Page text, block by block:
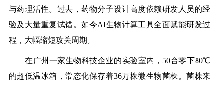
与药理活性。过去，药物分子设计高度依赖研发人员的经
验及大量重复试错。如今AI生物计算工具全面赋能研发过
程，大幅缩短攻关周期。
在广州一家生物科技企业的实验室内，50台零下80℃
的超低温冰箱，常态化保存着36万株微生物菌株。菌株来